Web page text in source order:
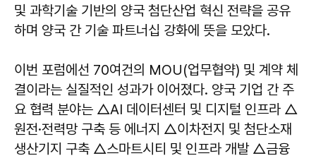
및 과학기술 기반의 양국 첨단산업 혁신 전략을 공유
하며 양국 간 기술 파트너십 강화에 뜻을 모았다.
이번 포럼에선 70여건의 MOU(업무협약) 및 계약 체
결이라는 실질적인 성과가 이어졌다. 양국 기업 간 주
요 협력 분야는 △AI 데이터센터 및 디지털 인프라 △
원전·전력망 구축 등 에너지 △이차전지 및 첨단소재
생산기지 구축 △스마트시티 및 인프라 개발 △금융